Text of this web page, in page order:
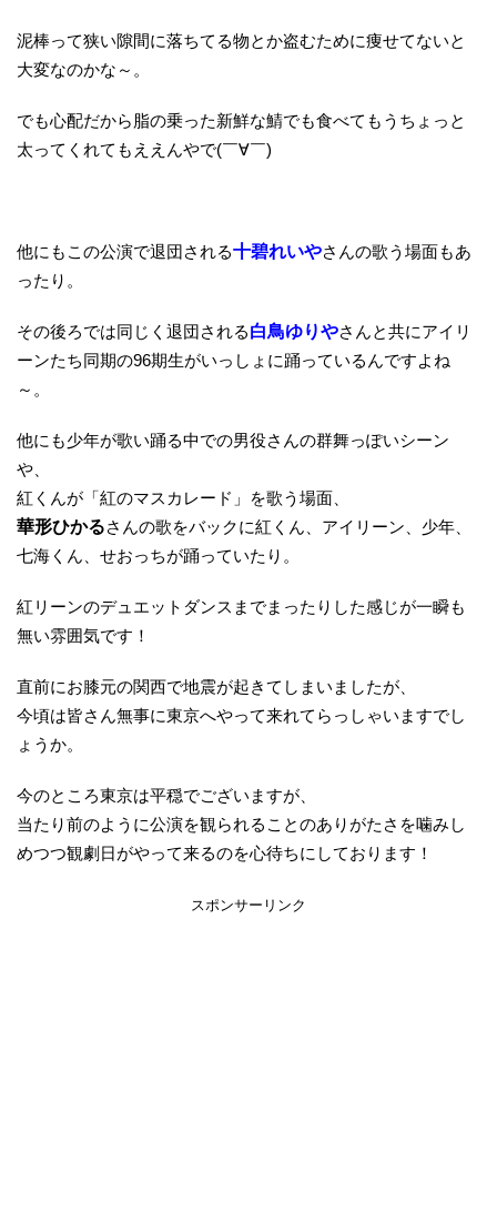
泥棒って狭い隙間に落ちてる物とか盗むために痩せてないと
大変なのかな～。
でも心配だから脂の乗った新鮮な鯖でも食べてもうちょっと
太ってくれてもええんやで(￣∀￣)
他にもこの公演で退団される十碧れいやさんの歌う場面もあ
ったり。
その後ろでは同じく退団される白鳥ゆりやさんと共にアイリ
ーンたち同期の96期生がいっしょに踊っているんですよね
～。
他にも少年が歌い踊る中での男役さんの群舞っぽいシーン
や、
紅くんが「紅のマスカレード」を歌う場面、
華形ひかるさんの歌をバックに紅くん、アイリーン、少年、
七海くん、せおっちが踊っていたり。
紅リーンのデュエットダンスまでまったりした感じが一瞬も
無い雰囲気です！
直前にお膝元の関西で地震が起きてしまいましたが、
今頃は皆さん無事に東京へやって来れてらっしゃいますでし
ょうか。
今のところ東京は平穏でございますが、
当たり前のように公演を観られることのありがたさを噛みし
めつつ観劇日がやって来るのを心待ちにしております！
スポンサーリンク